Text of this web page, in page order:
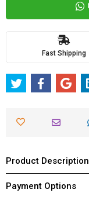
Fast Shipping
Product Description
Payment Options